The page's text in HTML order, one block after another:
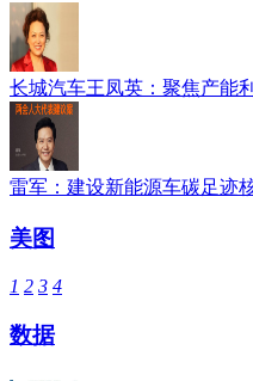
长城汽车王凤英：聚焦产能
雷军：建设新能源车碳足迹
美图
1 2 3 4
数据